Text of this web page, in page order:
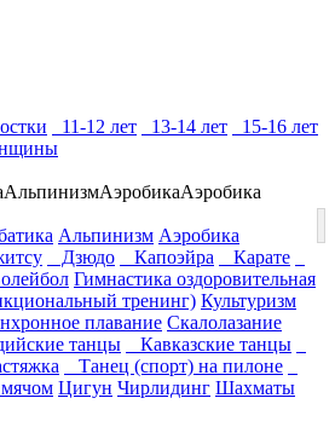
11-12 лет 13-14 лет
15-16 лет
АльпинизмАэробикаАэробика
Альпинизм Аэробика
Дзюдо Капоэйра
Карате
Гимнастика оздоровительная
тренинг) Культуризм
плавание Скалолазание
танцы
Кавказские танцы
Танец (спорт) на пилоне
Цигун Чирлидинг Шахматы